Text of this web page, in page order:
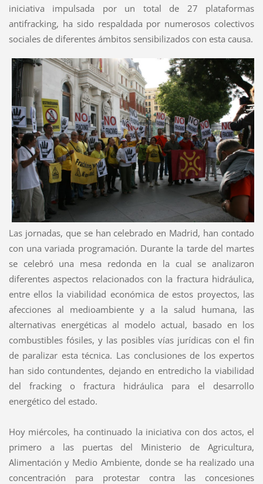
iniciativa impulsada por un total de 27 plataformas
antifracking, ha sido respaldada por numerosos colectivos
sociales de diferentes ámbitos sensibilizados con esta causa.
Las jornadas, que se han celebrado en Madrid, han contado
con una variada programación. Durante la tarde del martes
se celebró una mesa redonda en la cual se analizaron
diferentes aspectos relacionados con la fractura hidráulica,
entre ellos la viabilidad económica de estos proyectos, las
afecciones al medioambiente y a la salud humana, las
alternativas energéticas al modelo actual, basado en los
combustibles fósiles, y las posibles vías jurídicas con el fin
de paralizar esta técnica. Las conclusiones de los expertos
han sido contundentes, dejando en entredicho la viabilidad
del fracking o fractura hidráulica para el desarrollo
energético del estado.
Hoy miércoles, ha continuado la iniciativa con dos actos, el
primero a las puertas del Ministerio de Agricultura,
Alimentación y Medio Ambiente, donde se ha realizado una
concentración para protestar contra las concesiones